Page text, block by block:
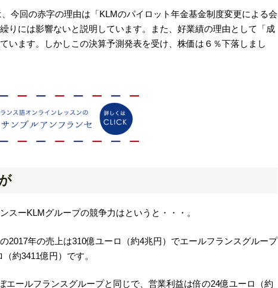
今回の赤字の理由は「KLMのパイロット年金基金制度変更による会
りには影響ないと説明しています。また、好業績の理由として「成
います。しかしこの決算予測発表を受け、株価は６％下落しまし
スーKLMグループの競争力はというと・・・。
2017年の売上は310億ユーロ（約4兆円）でエールフランスグループ
約3411億円）です。
エールフランスグループと同じで、営業利益は倍の24億ユーロ（約